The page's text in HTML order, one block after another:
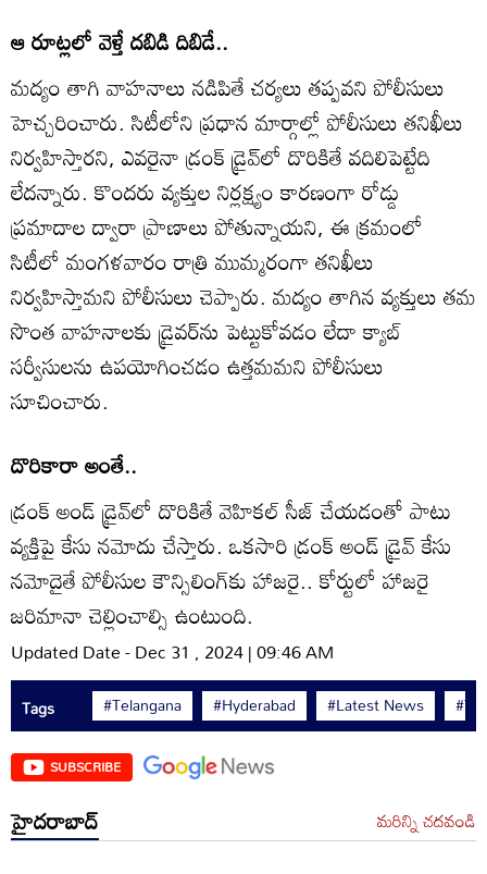
ఆ రూట్లలో వెళ్తే దబిడి దిబిడే..
మద్యం తాగి వాహనాలు నడిపితే చర్యలు తప్పవని పోలీసులు
హెచ్చరించారు. సిటీలోని ప్రధాన మార్గాల్లో పోలీసులు తనిఖీలు
నిర్వహిస్తారని, ఎవరైనా డ్రంక్ డ్రైవ్‌లో దొరికితే వదిలిపెట్టేది
లేదన్నారు. కొందరు వ్యక్తుల నిర్లక్ష్యం కారణంగా రోడ్డు
ప్రమాదాల ద్వారా ప్రాణాలు పోతున్నాయని, ఈ క్రమంలో
సిటీలో మంగళవారం రాత్రి ముమ్మరంగా తనిఖీలు
నిర్వహిస్తామని పోలీసులు చెప్పారు. మద్యం తాగిన వ్యక్తులు తమ
సొంత వాహనాలకు డ్రైవర్‌ను పెట్టుకోవడం లేదా క్యాబ్
సర్వీసులను ఉపయోగించడం ఉత్తమమని పోలీసులు
సూచించారు.
దొరికారా అంతే..
డ్రంక్ అండ్ డ్రైవ్‌లో దొరికితే వెహికల్ సీజ్ చేయడంతో పాటు
వ్యక్తిపై కేసు నమోదు చేస్తారు. ఒకసారి డ్రంక్ అండ్ డ్రైవ్ కేసు
నమోదైతే పోలీసుల కౌన్సిలింగ్‌కు హాజరై.. కోర్టులో హాజరై
జరిమానా చెల్లించాల్సి ఉంటుంది.
Updated Date - Dec 31 , 2024 | 09:46 AM
Tags #Telangana #Hyderabad #Latest News
SUBSCRIBE
హైదరాబాద్ మరిన్ని చదవండి